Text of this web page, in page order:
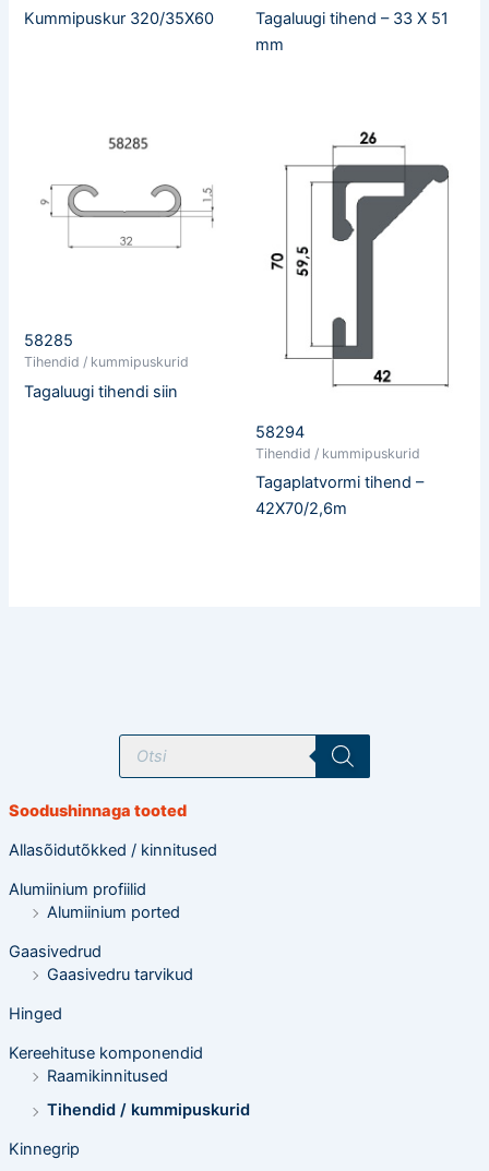
T
o
t
o
t
i
n
g
Soodushinnaga tooted
Allasõidutõkked / kinnitused
Alumiinium profiilid
Alumiinium ported
Gaasivedrud
Gaasivedru tarvikud
Hinged
Kereehituse komponendid
Raamikinnitused
Tihendid / kummipuskurid
Kinnegrip
Kummipuskur 320/35X60
Tagaluugi tihend – 33 X 51
mm
58285
Tihendid / kummipuskurid
Tagaluugi tihendi siin
58294
Tihendid / kummipuskurid
Tagaplatvormi tihend –
42X70/2,6m